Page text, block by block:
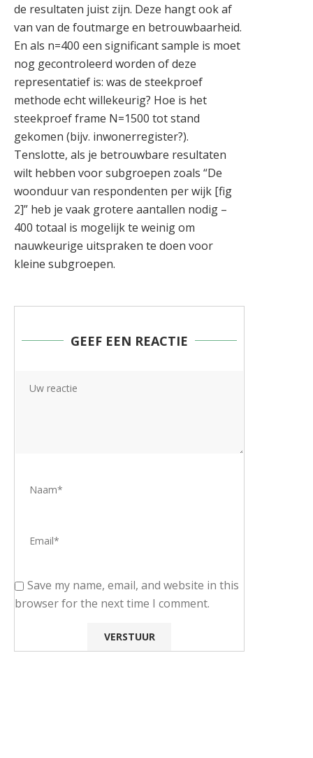
de resultaten juist zijn. Deze hangt ook af
van van de foutmarge en betrouwbaarheid.
En als n=400 een significant sample is moet
nog gecontroleerd worden of deze
representatief is: was de steekproef
methode echt willekeurig? Hoe is het
steekproef frame N=1500 tot stand
gekomen (bijv. inwonerregister?).
Tenslotte, als je betrouwbare resultaten
wilt hebben voor subgroepen zoals “De
woonduur van respondenten per wijk [fig
2]” heb je vaak grotere aantallen nodig –
400 totaal is mogelijk te weinig om
nauwkeurige uitspraken te doen voor
kleine subgroepen.
GEEF EEN REACTIE
Save my name, email, and website in this
browser for the next time I comment.